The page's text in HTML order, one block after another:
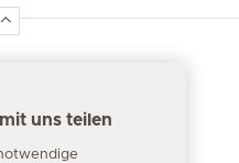
uns teilen